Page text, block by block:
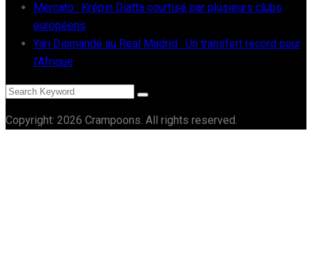
Mercato : Krépin Diatta courtisé par plusieurs clubs
européens
Yan Diomandé au Real Madrid : Un transfert record pour
l’Afrique
Copyright: 2026 Crampoons. All rights reserved.